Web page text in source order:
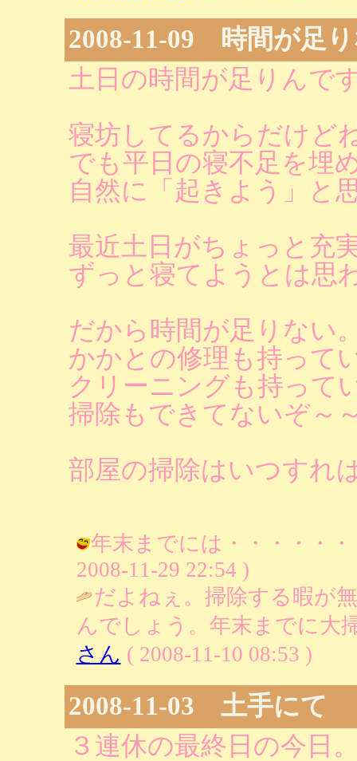
2008-11-09 時間が足
土日の時間が足りんで
寝坊してるからだけど
でも平日の寝不足を埋
自然に「起きよう」と
最近土日がちょっと充
ずっと寝てようとは思
だから時間が足りない
かかとの修理も持って
クリーニングも持って
掃除もできてないぞ～
部屋の掃除はいつすれ
年末までには・・・・・
2008-11-29 22:54 )
だよねぇ。掃除する暇が
んでしょう。年末までに大
さん ( 2008-11-10 08:53 )
2008-11-03 土手にて
３連休の最終日の今日